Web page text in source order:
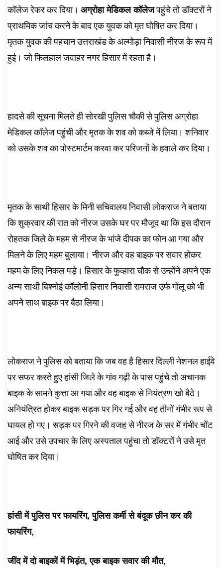
कॉलेज रेफर कर दिया। अग्रोहा मेडिकल कॉलेजपहुंचे तो डॉक्टरों ने
प्राथमिक जांच करने के बाद एक युवक को मृत घोषित कर दिया।
मृतक युवक की पहचान उत्तराखंड के अल्मोड़ा निवासी नीरज के रूप में
हुई। जो फिलहाल जवाहर नगर हिसार में रहता है।
हादसे की सूचना मिलते ही सोरखी पुलिस चौकी से पुलिस अग्रोहा
मेडिकल कॉलेज पहुंची और मृतक के शव को कब्जे में लिया। शनिवार
को उसके शव का पोस्टमार्टम करवा कर परिजनों के हवाले कर दिया। ‌
मृतक के साथी हिसार के मिनी सचिवालय निवासी लोकराज ने बताया
कि शुक्रवार की रात को नीरज उसके घर पर मौजूद था कि इस दौरान
रोहतक जिले के महम से नीरज के भांजे दीपक का फोन आ गया और
मिलने के लिए महम बुलाया। नीरज और वह बाइक पर सवार होकर
महम के लिए निकल पड़े। हिसार के फुव्हारा चौक से उन्होंने अपने एक
अन्य साथी बिश्नोई कॉलोनी हिसार निवासी रामराज उर्फ गोलू को भी
अपने साथ बाइक पर बैठा लिया।
लोकराज ने पुलिस को बताया कि जब वह है हिसार दिल्ली नेशनल हाईवे
पर सफर करते हुए हांसी जिले के गांव गढ़ी के पास पहुंचे तो अचानक
बाइक के सामने कुत्ता आ गया और वह बाइक से नियंत्रण खो बैठे।
अनियंत्रित होकर बाइक सड़क पर गिर गई और वह तीनों गंभीर रूप से
घायल हो गए। सड़क पर गिरने की वजह से नीरज के सर में गंभीर चोंट
आई और उसे उपचार के लिए अस्पताल पहुंचा तो डॉक्टरों ने उसे मृत
घोषित कर दिया।
हांसी में पुलिस पर फायरिंग, पुलिस कर्मी से बंदूक छीन कर की
फायरिंग,
जींद में दो बाइकों में भिड़ंत, एक बाइक सवार की मौत,